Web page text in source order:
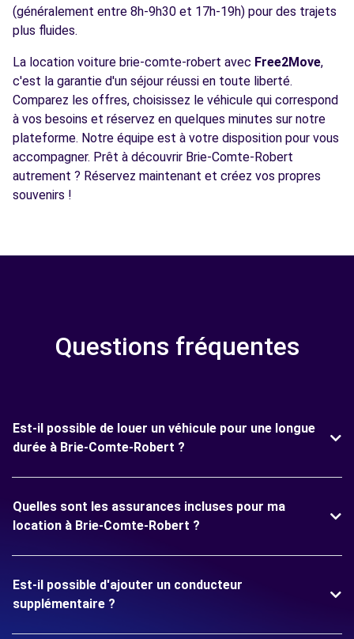
(généralement entre 8h-9h30 et 17h-19h) pour des trajets
plus fluides.
La location voiture brie-comte-robert avec Free2Move,
c'est la garantie d'un séjour réussi en toute liberté.
Comparez les offres, choisissez le véhicule qui correspond
à vos besoins et réservez en quelques minutes sur notre
plateforme. Notre équipe est à votre disposition pour vous
accompagner. Prêt à découvrir Brie-Comte-Robert
autrement ? Réservez maintenant et créez vos propres
souvenirs !
Questions fréquentes
Est-il possible de louer un véhicule pour une longue
durée à Brie-Comte-Robert ?
Quelles sont les assurances incluses pour ma
location à Brie-Comte-Robert ?
Est-il possible d'ajouter un conducteur
supplémentaire ?